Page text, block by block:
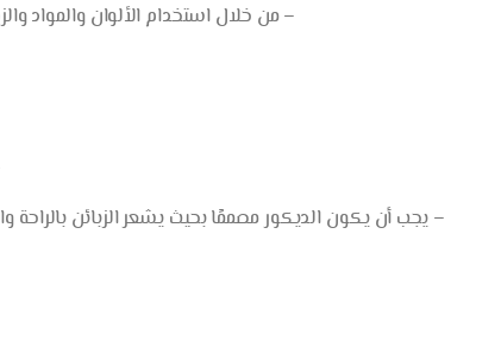
– من خلال استخدام الألوان والمواد
– يجب أن يكون الديكور مصممًا بحيث يشعر الزبائن